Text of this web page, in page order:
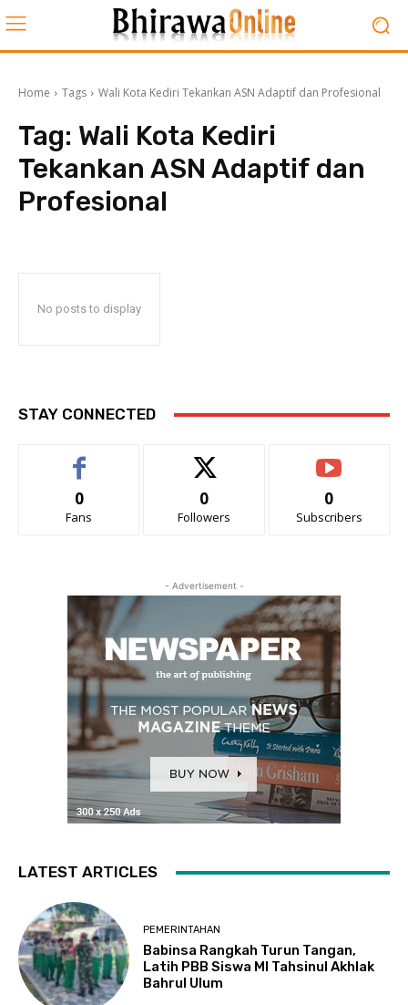
Home Tags Wali Kota Kediri Tekankan ASN Adaptif dan Profesional
Tag: Wali Kota Kediri
Tekankan ASN Adaptif dan
Profesional
No posts to display
STAY CONNECTED
0
Fans
0
Followers
0
Subscribers
- Advertisement -
LATEST ARTICLES
PEMERINTAHAN
Babinsa Rangkah Turun Tangan,
Latih PBB Siswa MI Tahsinul Akhlak
Bahrul Ulum